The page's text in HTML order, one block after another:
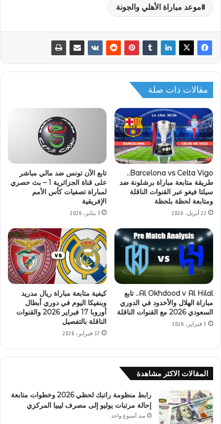
موعد مباراة الأهلي والجونة
مقالات ذات صلة
Barcelona vs Celta Vigo..
طريقة متابعة مباراة برشلونة ضد
سيلتا فيغو عبر القنوات الناقلة
ومتابعة لحظة بلحظة
22 أبريل، 2026
تابع الآن تونس ضد مالي مباشر
على قناة الجزائرية 1 – بث حصري
لمباراة تصفيات كأس الأمم
الإفريقية
3 يناير، 2026
Al Okhdood v Al Hilal.. تابع
مباراة الهلال والأخدود في الدوري
السعودي 2026 مع القنوات الناقلة
5 فبراير، 2026
كيفية متابعة مباراة ريال مدريد
وبنفيكا اليوم في دوري أبطال
أوروبا 17 فبراير 2026 والقنوات
الناقلة بالتفصيل
17 فبراير، 2026
المقالات الاكثر مشاهدة
رابط منظومة راتبك لحظي 2026 وخطوات متابعة
إحالة مرتبات يوليو إلى مصرف ليبيا المركزي
منذ أسبوع واحد